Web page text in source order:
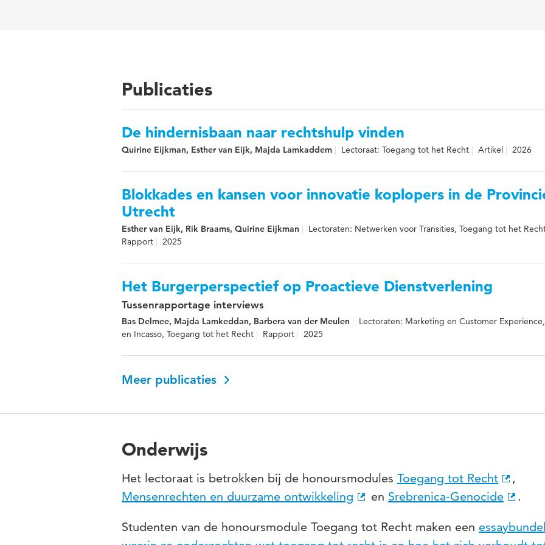
Publicaties
De hindernisbaan naar rechtshulp vinden
Quirine Eijkman, Esther van Eijk, Majda Lamkaddem Lectoraat: Toegang tot het Recht Artikel 2026
Blokkades en kansen voor innovatie koplopers in de
Utrecht
Esther van Eijk, Rik Braams, Quirine Eijkman
Lectoraten: Netwerken voor Transities, Toegang tot het
Rapport
2025
Het Burgerperspectief op Proactieve Dienstverlening
Tussenrapportage interviews
Bas Delmee, Majda Lamkeddan, Barbera van der Meulen
Lectoraten: Marketing en Customer
en Incasso, Toegang tot het Recht
Rapport 2025
Meer publicaties
Onderwijs
Het lectoraat is betrokken bij de honoursmodules Toegang tot Recht
,
Mensenrechten en duurzame ontwikkeling
en Srebrenica-Genocide .
Studenten van de honoursmodule Toegang tot Recht maken een